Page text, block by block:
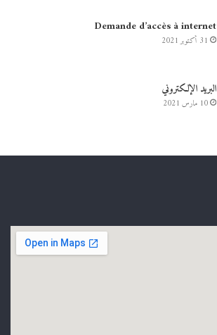
Demande d’accès à internet
31 أكتوبر 2021
البريد الإلكتروني
10 مارس 2021